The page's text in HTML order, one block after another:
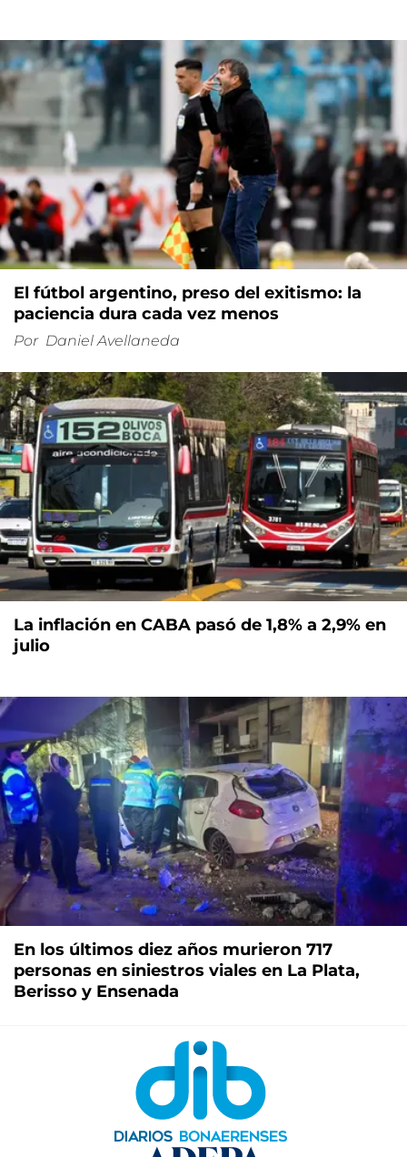
El fútbol argentino, preso del exitismo: la
paciencia dura cada vez menos
Por Daniel Avellaneda
La inflación en CABA pasó de 1,8% a 2,9% en
julio
En los últimos diez años murieron 717
personas en siniestros viales en La Plata,
Berisso y Ensenada